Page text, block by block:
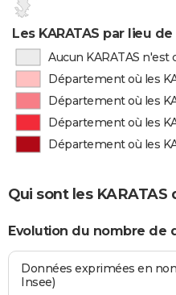
Les KARATAS par lieu
Aucun KARATAS
Département où les
Département où les
Département où les
Département où les
Qui sont les
Evolution du nombre de
Données exprimées en
Insee)